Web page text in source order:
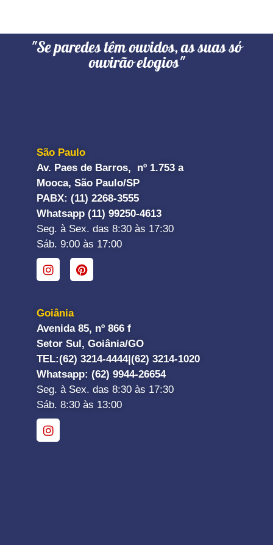
"Se paredes têm ouvidos, as suas só
ouvirão elogios"
São Paulo
Av. Paes de Barros, nº 1.753 a
Mooca, São Paulo/SP
PABX: (11) 2268-3555
Whatsapp (11) 99250-4613
Seg. à Sex. das 8:30 às 17:30
Sáb. 9:00 às 17:00
Goiânia
Avenida 85, nº 866 f
Setor Sul, Goiânia/GO
TEL:(62) 3214-4444| (62) 3214-1020
Whatsapp: (62) 9944-26654
Seg. à Sex. das 8:30 às 17:30
Sáb. 8:30 às 13:00